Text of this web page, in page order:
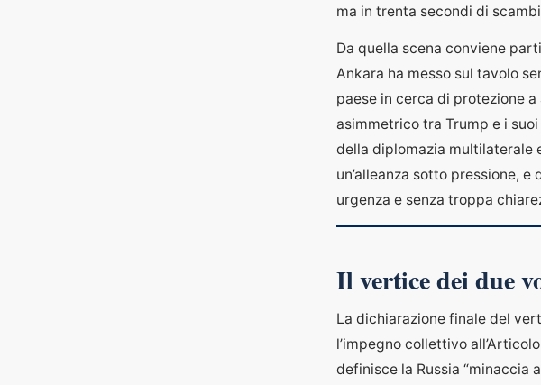
ma in trenta secondi di
Da quella scena conviene
Ankara ha messo sul tavolo
paese in cerca di protezione
asimmetrico tra Trump e i
della diplomazia multilaterale
un’alleanza sotto pressione,
urgenza e senza troppa
Il vertice dei due
La dichiarazione finale del
l’impegno collettivo
definisce la Russia “minaccia